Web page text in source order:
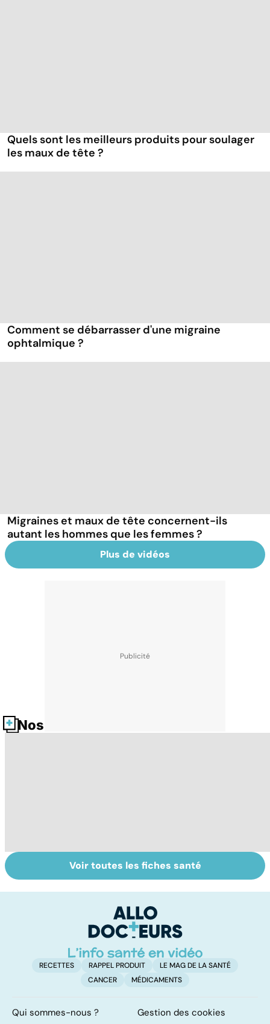
Quels sont les meilleurs produits pour soulager
les maux de tête ?
Comment se débarrasser d'une migraine
ophtalmique ?
Migraines et maux de tête concernent-ils
autant les hommes que les femmes ?
Plus de vidéos
Nos fiches santé
Ostéopathie, une
thérapie
Migraines :
comment s'en
Voir toutes les fiches santé
RECETTES RAPPEL PRODUIT
LE MAG DE LA SANTÉ
CANCER
MÉDICAMENTS
Qui sommes-nous ?
Gestion des cookies